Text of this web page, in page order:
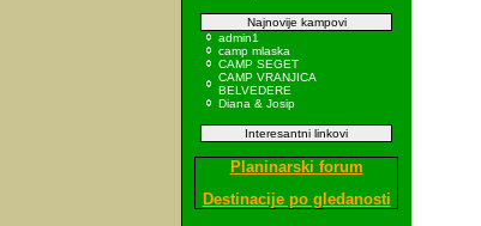
Najnovije kampovi
admin1
camp mlaska
CAMP SEGET
CAMP VRANJICA
BELVEDERE
Diana & Josip
Interesantni linkovi
Planinarski forum
Destinacije po gledanosti